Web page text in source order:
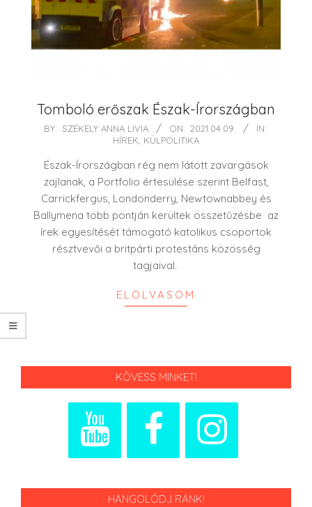
Tomboló erőszak Észak-Írországban
2021-
BY: SZÉKELY ANNA LIVIA ON: 2021.04.09.
IN:
HÍREK KÜLPOLITIKA
Észak-Írországban rég nem látott zavargások
zajlanak, a Portfolio értesülése szerint Belfast,
Carrickfergus, Londonderry, Newtownabbey és
Ballymena több pontján kerültek összetűzésbe az
írek egyesítését támogató katolikus csoportok
résztvevői a britpárti protestáns közösség
tagjaival.
ELOLVASOM
KÖVESS MINKET!
HANGOLÓDJ RÁNK!